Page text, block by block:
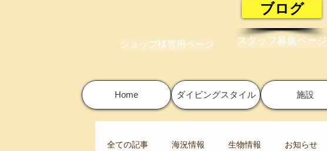
ブログ
ショップ様専用ページ スタッフ募集ページ
Home ダイビングスタイル 施設
全ての記事 海況情報 生物情報 お知らせ